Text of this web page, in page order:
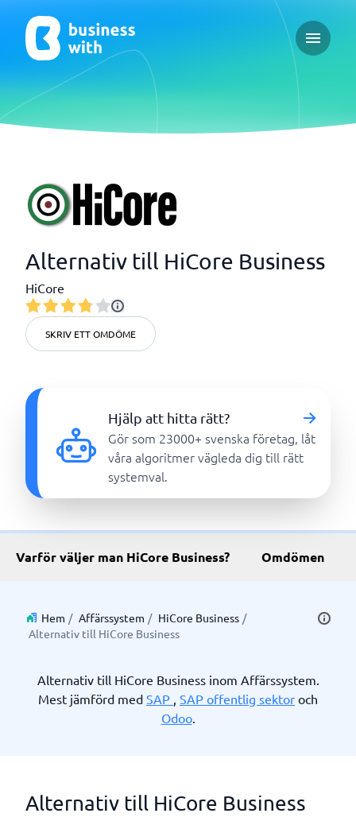
Open
Alternativ till HiCore Business
HiCore
SKRIV ETT OMDÖME
Hjälp att hitta rätt?
Gör som 23000+ svenska företag, låt
våra algoritmer vägleda dig till rätt
systemval.
Varför väljer man HiCore Business? Omdömen
Hem / Affärssystem / HiCore Business /
Alternativ till HiCore Business
Alternativ till HiCore Business inom Affärssystem.
Mest jämförd med SAP , SAP offentlig sektor och
Odoo.
Alternativ till HiCore Business